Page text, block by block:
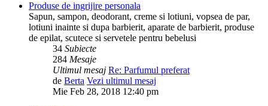
Produse de ingrijire personala
Sapun, sampon, deodorant, creme si lotiuni, vopsea de par,
lotiuni inainte si dupa barbierit, aparate de barbierit, produse
de epilat, scutece si servetele pentru bebelusi
34 Subiecte
284 Mesaje
Ultimul mesaj Re: Parfumul preferat
de Berta Vezi ultimul mesaj
Mie Feb 28, 2018 12:40 pm